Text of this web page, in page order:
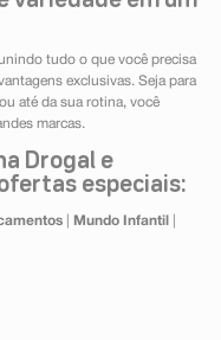
tudo o que você precisa
exclusivas. Seja para
até da sua rotina, você
marcas.
Drogal e
especiais:
| Mundo Infantil